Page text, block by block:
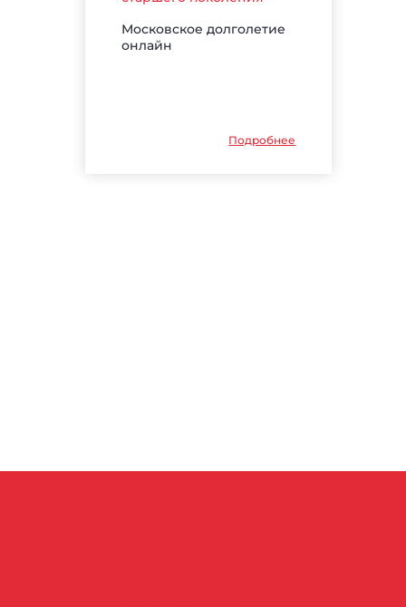
Московское долголетие
онлайн
Подробнее